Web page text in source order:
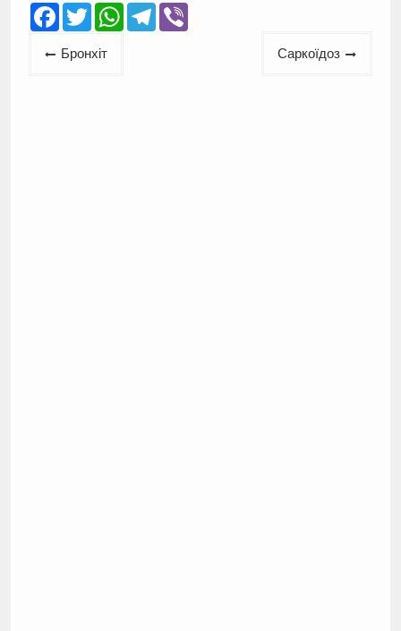
Facebook
TwitterWhatsApp
Telegram
Viber
Навігація
Бронхіт Саркоїдоз